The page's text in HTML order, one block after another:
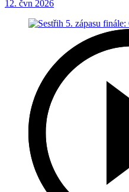
12. čvn 2026